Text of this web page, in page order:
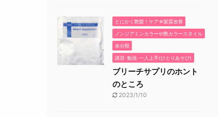
とにかく艶髪！ケア☆髪質改善
ノンジアミンカラーや艶カラースタイル
未分類
講習･勉強･一人上手(ひとりあそび)
ブリーチサプリのホント
のところ
2023/1/10